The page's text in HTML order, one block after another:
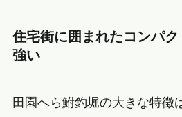
住宅街に囲まれたコンパ
強い
田園へら鮒釣堀の大きな特徴